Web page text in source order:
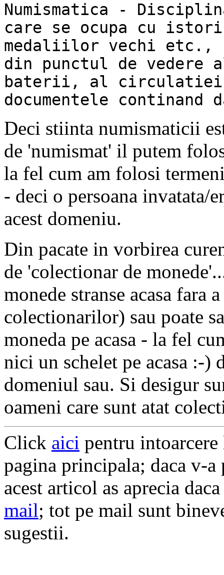
Numismatica -
care se ocupa cu
medaliilor vechi etc.,
din punctul de
baterii, al circulatiei
documentele
Deci stiinta numismaticii
de 'numismat' il putem
la fel cum am folosi
- deci o persoana invatata/
acest domeniu.
Din pacate in vorbirea
de 'colectionar de
monede stranse acasa
colectionarilor) sau poate
moneda pe acasa - la fel
nici un schelet pe acasa :-)
domeniul sau. Si desigur
oameni care sunt atat
Click aici pentru
pagina principala; daca v-a
acest articol as aprecia
mail; tot pe mail sunt
sugestii.